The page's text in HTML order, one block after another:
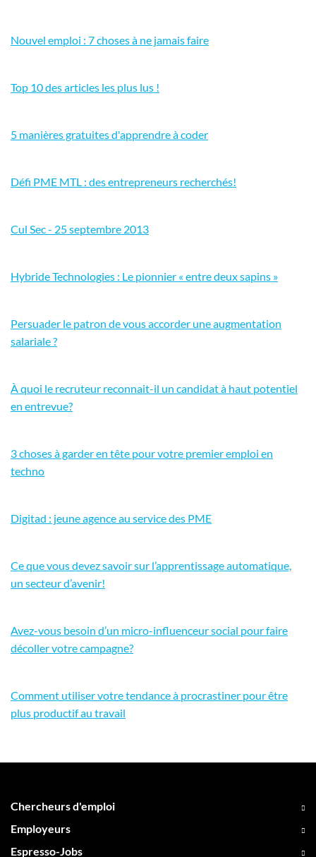
Nouvel emploi : 7 choses à ne jamais faire
Top 10 des articles les plus lus !
5 manières gratuites d'apprendre à coder
Défi PME MTL : des entrepreneurs recherchés!
Cul Sec - 25 septembre 2013
Hybride Technologies : Le pionnier « entre deux sapins »
Persuader le patron de vous accorder une augmentation
salariale ?
À quoi le recruteur reconnait-il un candidat à haut potentiel
en entrevue?
3 choses à garder en tête pour votre premier emploi en
techno
Digitad : jeune agence au service des PME
Ce que vous devez savoir sur l’apprentissage automatique,
un secteur d’avenir!
Avez-vous besoin d’un micro-influenceur social pour faire
décoller votre campagne?
Comment utiliser votre tendance à procrastiner pour être
plus productif au travail
Chercheurs d'emploi
Employeurs
Espresso-Jobs